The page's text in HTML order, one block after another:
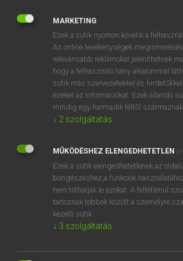
SZOTAR.NET APPLIKÁCIÓ
MICROSOFT OFFICE
BEÉPÜLŐ SZÓTÁRMODUL
ONLINE NYELVVIZSGA
EGYÉNI
TANULÓKNAK
OKTATÁSI
VÁLLALATI MEGOLDÁSOK
RÓLUNK
MARKETING
Ezek a sütik nyomon követik a
Az online tevékenységek
relevánsabb reklámokat jeleníthetnek
hogy a felhasználó hány alkalommal
sütik más szervezetekkel és
ezeket az információkat. Ezek állandó
mindig egy harmadik féltől származnak.
↓ 2 szolgáltatás
MŰKÖDÉSHEZ ELENGEDHETETLEN
Ezek a sütik elengedhetetlenek az
böngészéshez,a funkciók
nem tilthatják le azokat. A feltétlenül
tartoznak többek között a személyre
kezelő sütik.
↓ 3 szolgáltatás